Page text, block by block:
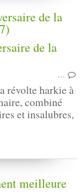
de la
…
révolte harkie à
combiné
et insalubres,
meilleure